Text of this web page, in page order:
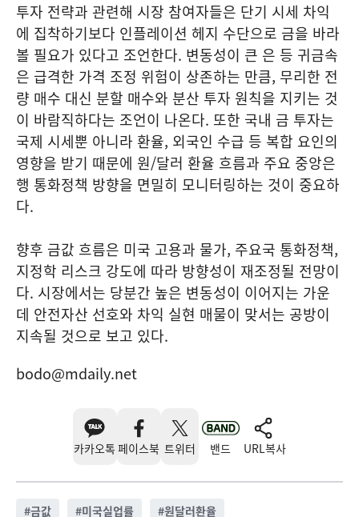
투자 전략과 관련해 시장 참여자들은 단기 시세 차익
에 집착하기보다 인플레이션 헤지 수단으로 금을 바라
볼 필요가 있다고 조언한다. 변동성이 큰 은 등 귀금속
은 급격한 가격 조정 위험이 상존하는 만큼, 무리한 전
량 매수 대신 분할 매수와 분산 투자 원칙을 지키는 것
이 바람직하다는 조언이 나온다. 또한 국내 금 투자는
국제 시세뿐 아니라 환율, 외국인 수급 등 복합 요인의
영향을 받기 때문에 원/달러 환율 흐름과 주요 중앙은
행 통화정책 방향을 면밀히 모니터링하는 것이 중요하
다.
향후 금값 흐름은 미국 고용과 물가, 주요국 통화정책,
지정학 리스크 강도에 따라 방향성이 재조정될 전망이
다. 시장에서는 당분간 높은 변동성이 이어지는 가운
데 안전자산 선호와 차익 실현 매물이 맞서는 공방이
지속될 것으로 보고 있다.
bodo@mdaily.net
카카오톡 페이스북 트위터 밴드 URL복사
#금값 #미국실업률 #원달러환율